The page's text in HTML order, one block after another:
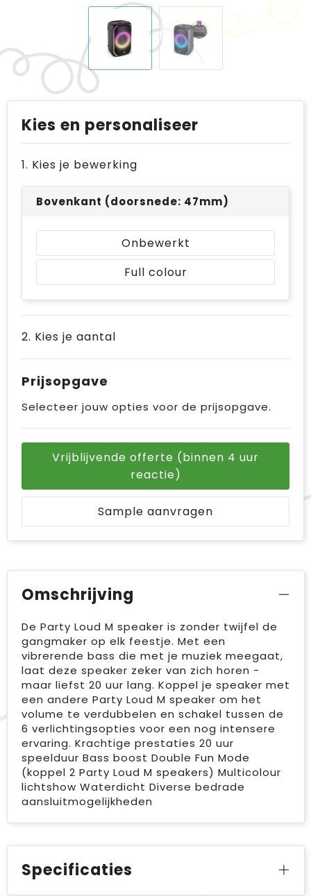
Kies en personaliseer
1. Kies je bewerking
Bovenkant (doorsnede: 47mm)
Onbewerkt
Full colour
2. Kies je aantal
Prijsopgave
Selecteer jouw opties voor de prijsopgave.
Vrijblijvende offerte (binnen 4 uur
reactie)
Sample aanvragen
Omschrijving
De Party Loud M speaker is zonder twijfel de
gangmaker op elk feestje. Met een
vibrerende bass die met je muziek meegaat,
laat deze speaker zeker van zich horen -
maar liefst 20 uur lang. Koppel je speaker met
een andere Party Loud M speaker om het
volume te verdubbelen en schakel tussen de
6 verlichtingsopties voor een nog intensere
ervaring. Krachtige prestaties 20 uur
speelduur Bass boost Double Fun Mode
(koppel 2 Party Loud M speakers) Multicolour
lichtshow Waterdicht Diverse bedrade
aansluitmogelijkheden
Specificaties